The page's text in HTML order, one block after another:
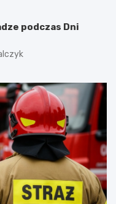
podczas Dni